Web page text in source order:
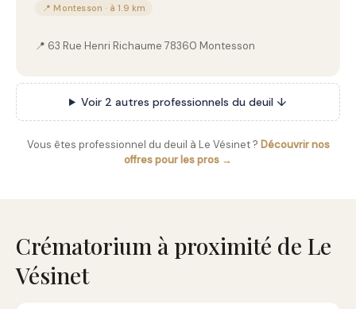
📍 Montesson · à 1.9 km
📍 63 Rue Henri Richaume 78360 Montesson
Voir 2 autres professionnels du deuil ↓
Vous êtes professionnel du deuil à Le Vésinet ? Découvrir nos
offres pour les pros →
Crématorium à proximité de Le
Vésinet